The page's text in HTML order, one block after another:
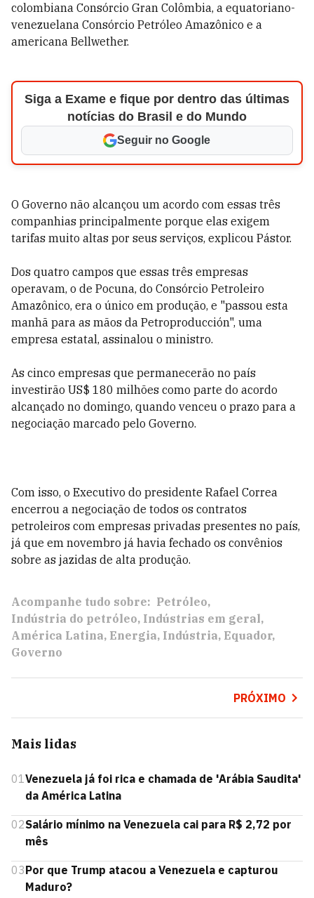
colombiana Consórcio Gran Colômbia, a equatoriano-
venezuelana Consórcio Petróleo Amazônico e a
americana Bellwether.
Siga a Exame e fique por dentro das últimas
notícias do Brasil e do Mundo
Seguir no Google
O Governo não alcançou um acordo com essas três
companhias principalmente porque elas exigem
tarifas muito altas por seus serviços, explicou Pástor.
Dos quatro campos que essas três empresas
operavam, o de Pocuna, do Consórcio Petroleiro
Amazônico, era o único em produção, e "passou esta
manhã para as mãos da Petroproducción", uma
empresa estatal, assinalou o ministro.
As cinco empresas que permanecerão no país
investirão US$ 180 milhões como parte do acordo
alcançado no domingo, quando venceu o prazo para a
negociação marcado pelo Governo.
Com isso, o Executivo do presidente Rafael Correa
encerrou a negociação de todos os contratos
petroleiros com empresas privadas presentes no país,
já que em novembro já havia fechado os convênios
sobre as jazidas de alta produção.
Acompanhe tudo sobre: Petróleo
Indústria do petróleo Indústrias em geral
América Latina Energia Indústria Equador
Governo
PRÓXIMO
Mais lidas
01Venezuela já foi rica e chamada de 'Arábia Saudita'
da América Latina
02Salário mínimo na Venezuela cai para R$ 2,72 por
mês
03Por que Trump atacou a Venezuela e capturou
Maduro?